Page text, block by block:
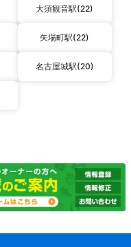
大須観音駅(22)
矢場町駅(22)
名古屋城駅(20)